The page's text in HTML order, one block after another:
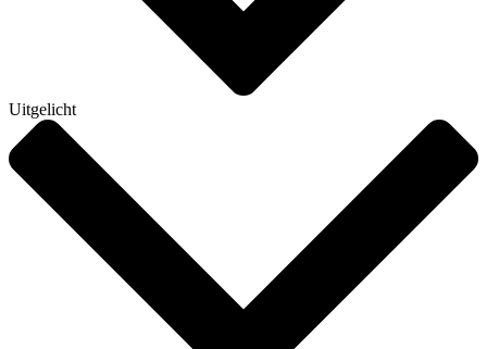
Uitgelicht